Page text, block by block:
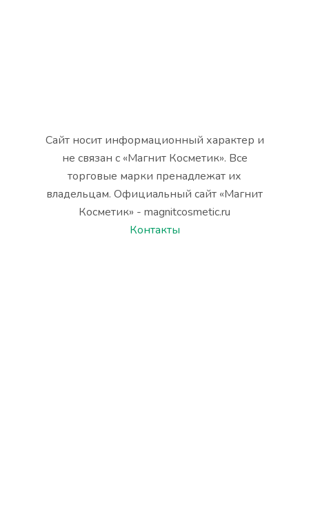
Сайт носит информационный характер и
не связан с «Магнит Косметик». Все
торговые марки пренадлежат их
владельцам. Официальный сайт «Магнит
Косметик» - magnitcosmetic.ru
Контакты